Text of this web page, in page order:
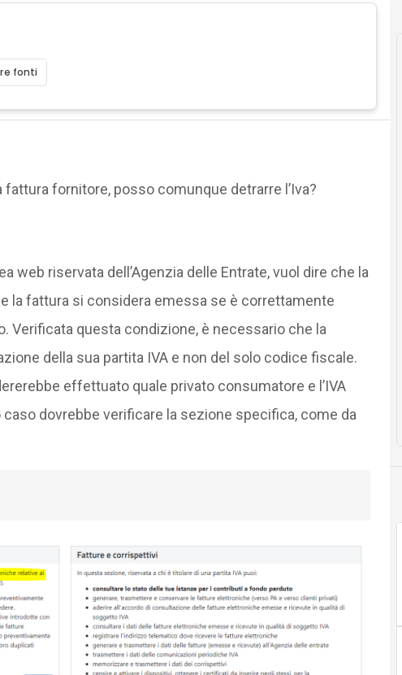
fonti
fornitore, posso comunque detrarre l’Iva?
web riservata dell’Agenzia delle Entrate, vuol dire che la
la fattura si considera emessa se è correttamente
Verificata questa condizione, è necessario che la
della sua partita IVA e non del solo codice fiscale.
effettuato quale privato consumatore e l’IVA
dovrebbe verificare la sezione specifica, come da